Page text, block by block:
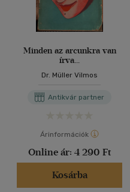
Minden az arcunkra van
írva...
Dr. Müller Vilmos
Antikvár partner
Árinformációk
Online ár: 4 290 Ft
Kosárba